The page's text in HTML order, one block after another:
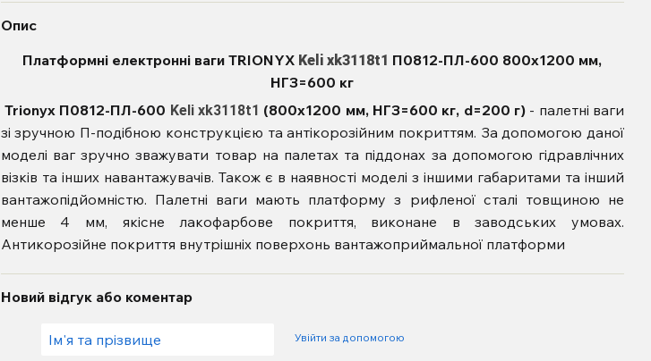
Опис
Платформні електронні ваги TRIONYX Keli xk3118t1 П0812-ПЛ-600 800х1200 мм,
НГЗ=600 кг
Trionyx П0812-ПЛ-600 Keli xk3118t1 (800х1200 мм, НГЗ=600 кг, d=200 г) - палетні ваги
зі зручною П-подібною конструкцією та антікорозійним покриттям. За допомогою даної
моделі ваг зручно зважувати товар на палетах та піддонах за допомогою гідравлічних
візків та інших навантажувачів. Також є в наявності моделі з іншими габаритами та інший
вантажопідйомністю. Палетні ваги мають платформу з рифленої сталі товщиною не
менше 4 мм, якісне лакофарбове покриття, виконане в заводських умовах.
Антикорозійне покриття внутрішніх поверхонь вантажоприймальної платформи
Новий відгук або коментар
Увійти за допомогою